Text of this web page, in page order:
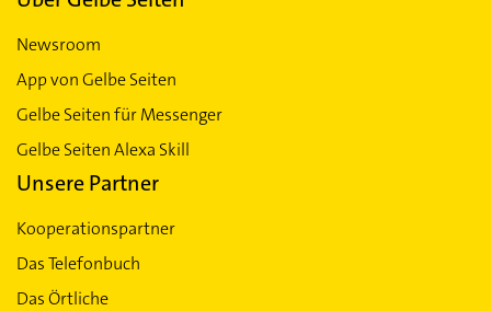
Newsroom
App von Gelbe Seiten
Gelbe Seiten für Messenger
Gelbe Seiten Alexa Skill
Unsere Partner
Kooperationspartner
Das Telefonbuch
Das Örtliche